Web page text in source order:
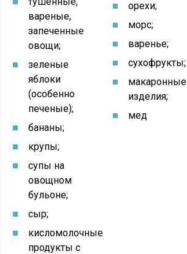
вареные,
запеченные
овощи;
зеленые
яблоки
(особенно
печеные);
бананы;
крупы;
супы на
овощном
бульоне;
сыр;
кисломолочные
продукты с
орехи;
морс;
варенье;
сухофрукты;
макаронные
изделия;
мед